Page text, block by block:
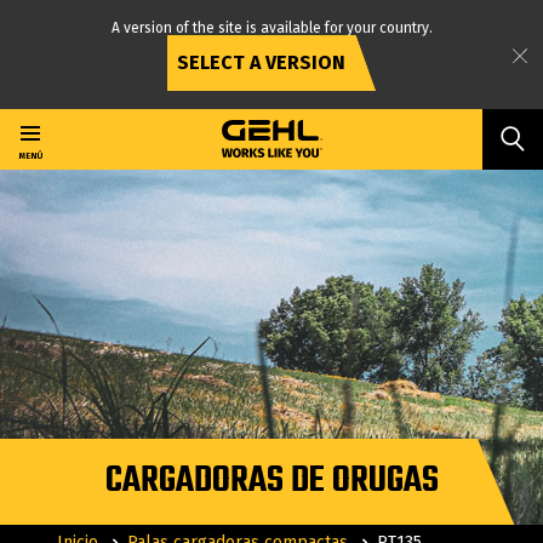
contenido
principal
A version of the site is available for your country.
SELECT A VERSION
MENÚ
CARGADORAS DE ORUGAS